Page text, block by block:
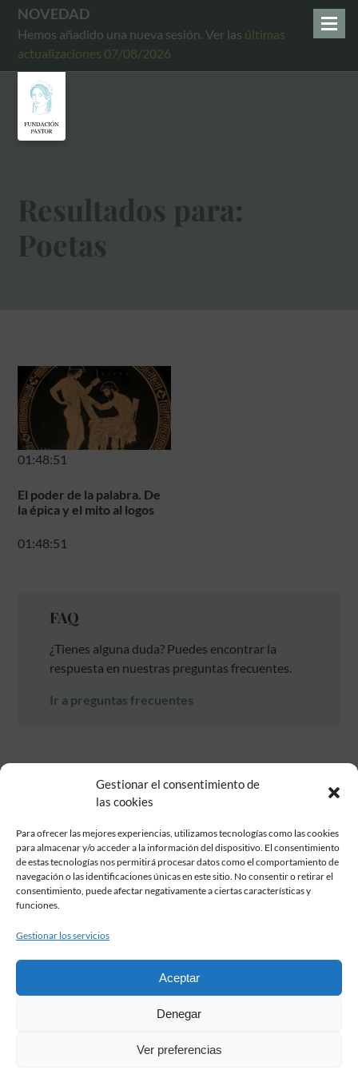
Gestionar el consentimiento de
las cookies
Para ofrecer las mejores experiencias, utilizamos tecnologías como las cookies
para almacenar y/o acceder a la información del dispositivo. El consentimiento
de estas tecnologías nos permitirá procesar datos como el comportamiento de
navegación o las identificaciones únicas en este sitio. No consentir o retirar el
consentimiento, puede afectar negativamente a ciertas características y
funciones.
Gestionar los servicios
Aceptar
Denegar
Ver preferencias
NOVEDAD
Hemos añadido una nueva sesión. Ver las últimas
actualizaciones 07/08/2026
Resultados para:
Poetas
01:48:51
El poder de la palabra. De
la épica y el mito al logos
01:48:51
FAQ
¿Tienes alguna duda? Puedes encontrar la
respuesta en nuestras preguntas frecuentes.
Ir a preguntas frecuentes
Fundación Pastor de Estudios Clásicos
Calle Serrano, 107. Madrid, 28006.
915617236
2026 Todos los derechos reservados © Fundación Pastor. Sitio web
Condiciones de contratación
Aviso legal